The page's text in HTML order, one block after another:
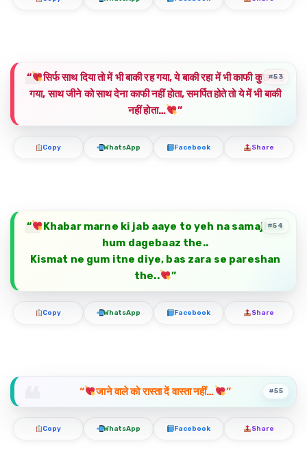
“
सिर्फ साथ दिया तो में भी बाकी रह गया, ये बाकी रहा में भी काफी कुछ कह
गया, साथ जीने को साथ देना काफी नहीं होता, समर्पित होते तो ये में भी बाकी
नहीं होता…
”
#53
Copy WhatsApp Facebook Share
“
Khabar marne ki jab aaye to yeh na samajhna
hum dagebaaz the..
Kismat ne gum itne diye, bas zara se pareshan
the..
”
#54
Copy WhatsApp Facebook Share
“ जाने वाले को रास्ता दें वास्ता नहीं… ” #55
Copy WhatsApp Facebook Share